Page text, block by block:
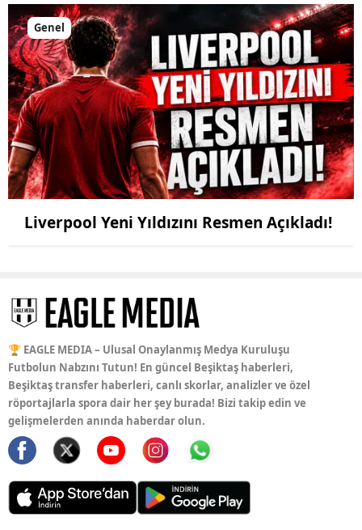
Genel
Liverpool Yeni Yıldızını Resmen Açıkladı!
🏆 EAGLE MEDIA – Ulusal Onaylanmış Medya Kuruluşu
Futbolun Nabzını Tutun! En güncel Beşiktaş haberleri,
Beşiktaş transfer haberleri, canlı skorlar, analizler ve özel
röportajlarla spora dair her şey burada! Bizi takip edin ve
gelişmelerden anında haberdar olun.